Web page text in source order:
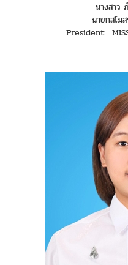
นางสาว
นายกสโม
President: